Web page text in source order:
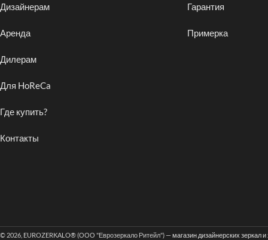
Дизайнерам
Аренда
Дилерам
Для HoReCa
Где купить?
Контакты
Гарантия
Примерка
© 2026, EUROZERKALO® (ООО "Еврозеркало Ритейл") —магазин дизайнерских зеркал